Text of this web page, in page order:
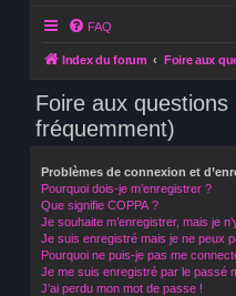
FAQ
Index du forum
Foire aux
fréquemment)
Problèmes de connexion et
Pourquoi dois-je m’enregistrer ?
Que signifie COPPA ?
Je souhaite m’enregistrer, mais je
Je suis enregistré mais je ne peux
Pourquoi ne puis-je pas me
Je me suis enregistré par le passé
J’ai perdu mon mot de passe !